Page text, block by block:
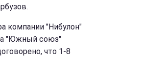
компании "Нибулон"
"Южный союз"
что 1-8